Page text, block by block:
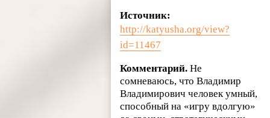
Источник:
http://katyusha.org/view?
id=11467
Комментарий. Не
сомневаюсь, что Владимир
Владимирович человек умный,
способный на «игру вдолгую»